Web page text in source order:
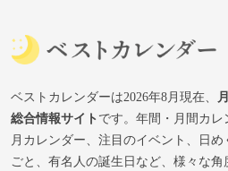
ベストカレンダーは2026年8月現在、
総合情報サイトです。年間・月間カ
月カレンダー、注目のイベント、日
ごと、有名人の誕生日など、様々な